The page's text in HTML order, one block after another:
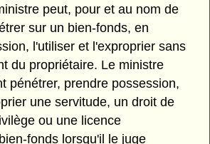
peut, pour et au nom de
sur un bien-fonds, en
l'utiliser et l'exproprier sans
du propriétaire. Le ministre
pénétrer, prendre possession,
une servitude, un droit de
ou une licence
fonds lorsqu'il le juge